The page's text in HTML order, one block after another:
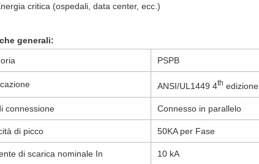
critica (ospedali, data center, ecc.)
generali:
PSPB
ANSI/UL1449 4th edizione
connessione Connesso in parallelo
di picco 50KA per Fase
di scarica nominale In 10 kA